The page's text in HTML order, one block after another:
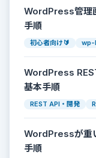
WordPress管理
手順
初心者向け🔰 wp-
WordPress
基本手順
REST API・開発
WordPressが重
手順